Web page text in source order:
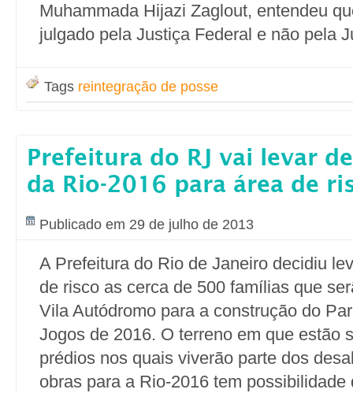
Muhammada Hijazi Zaglout, entendeu
julgado pela Justiça Federal e não pela
Tags reintegração de posse
Prefeitura do RJ vai levar
da Rio-2016 para área de
Publicado em 29 de julho de 2013
A Prefeitura do Rio de Janeiro decidiu
de risco as cerca de 500 famílias que
Vila Autódromo para a construção do
Jogos de 2016. O terreno em que estão
prédios nos quais viverão parte dos
obras para a Rio-2016 tem possibilidade